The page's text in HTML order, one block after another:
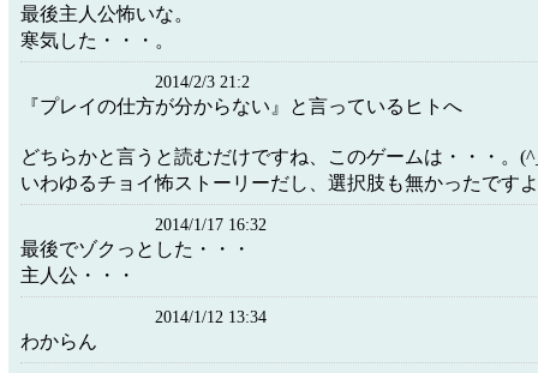
最後主人公怖いな。
寒気した・・・。
2014/2/3 21:2
『プレイの仕方が分からない』と言っているヒトへ
どちらかと言うと読むだけですね、このゲームは・・・。
いわゆるチョイ怖ストーリーだし、選択肢も無かったです
2014/1/17 16:32
最後でゾクっとした・・・
主人公・・・
2014/1/12 13:34
わからん